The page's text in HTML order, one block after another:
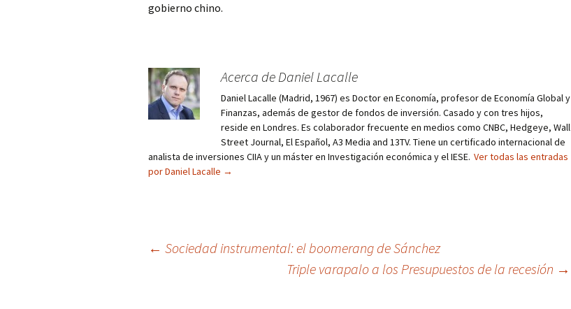
gobierno chino.
Acerca de Daniel Lacalle
Daniel Lacalle (Madrid, 1967) es Doctor en Economía, profesor de Economía Global y
Finanzas, además de gestor de fondos de inversión. Casado y con tres hijos,
reside en Londres. Es colaborador frecuente en medios como CNBC, Hedgeye, Wall
Street Journal, El Español, A3 Media and 13TV. Tiene un certificado internacional de
analista de inversiones CIIA y un máster en Investigación económica y el IESE. Ver todas las entradas
por Daniel Lacalle →
← Sociedad instrumental: el boomerang de Sánchez
Triple varapalo a los Presupuestos de la recesión →